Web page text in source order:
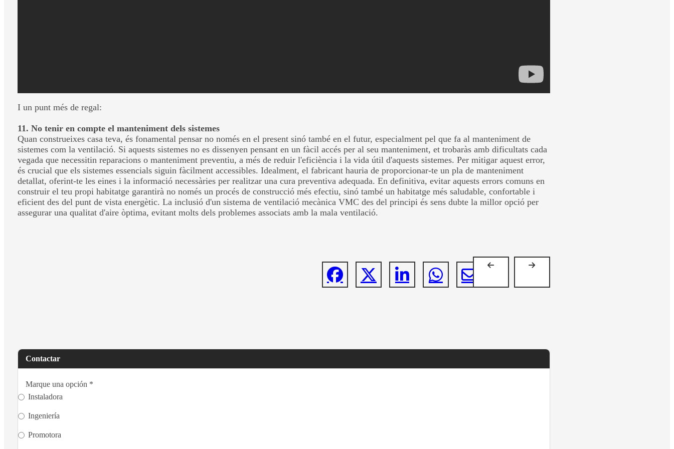
I un punt més de regal:
11. No tenir en compte el manteniment dels sistemes
Quan construeixes casa teva, és fonamental pensar no només en el present sinó també en el futur, especialment pel que fa al manteniment de
sistemes com la ventilació. Si aquests sistemes no es dissenyen pensant en un fàcil accés per al seu manteniment, et trobaràs amb dificultats cada
vegada que necessitin reparacions o manteniment preventiu, a més de reduir l'eficiència i la vida útil d'aquests sistemes. Per mitigar aquest error,
és crucial que els sistemes essencials siguin fàcilment accessibles. Idealment, el fabricant hauria de proporcionar-te un pla de manteniment
detallat, oferint-te les eines i la informació necessàries per realitzar una cura preventiva adequada. En definitiva, evitar aquests errors comuns en
construir el teu propi habitatge garantirà no només un procés de construcció més efectiu, sinó també un habitatge més saludable, confortable i
eficient des del punt de vista energètic. La inclusió d'un sistema de ventilació mecànica VMC des del principi és sens dubte la millor opció per
assegurar una qualitat d'aire òptima, evitant molts dels problemes associats amb la mala ventilació.
Contactar
Marque una opción *
Instaladora
Ingeniería
Promotora